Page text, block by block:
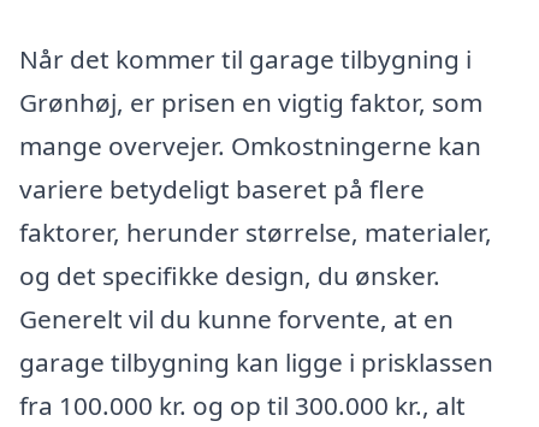
Når det kommer til garage tilbygning i
Grønhøj, er prisen en vigtig faktor, som
mange overvejer. Omkostningerne kan
variere betydeligt baseret på flere
faktorer, herunder størrelse, materialer,
og det specifikke design, du ønsker.
Generelt vil du kunne forvente, at en
garage tilbygning kan ligge i prisklassen
fra 100.000 kr. og op til 300.000 kr., alt